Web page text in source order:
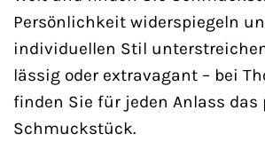
Persönlichkeit widerspiegeln
individuellen Stil
lässig oder extravagant – bei
finden Sie für jeden Anlass das
Schmuckstück.